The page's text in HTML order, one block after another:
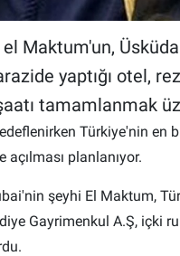
Maktum'un,
yaptığı otel,
tamamlanmak
Türkiye'nin en
planlanıyor.
şeyhi El Maktum,
Gayrimenkul A.Ş, içki